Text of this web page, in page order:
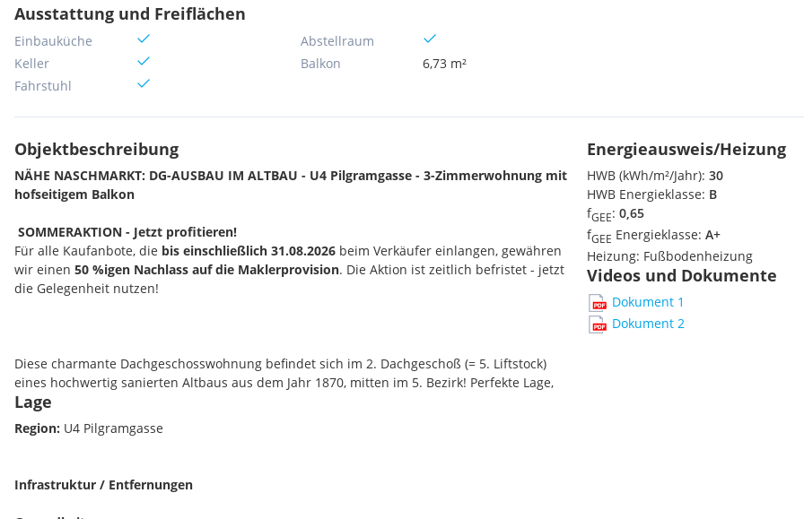
Ausstattung und Freiflächen
Einbauküche
Keller
Fahrstuhl
Abstellraum
Balkon
6,73 m²
Objektbeschreibung
NÄHE NASCHMARKT: DG-AUSBAU IM ALTBAU - U4 Pilgramgasse - 3-Zimmerwohnung mit
hofseitigem Balkon
️ SOMMERAKTION - Jetzt profitieren!
Für alle Kaufanbote, die bis einschließlich 31.08.2026 beim Verkäufer einlangen, gewähren
wir einen 50 %igen Nachlass auf die Maklerprovision. Die Aktion ist zeitlich befristet - jetzt
die Gelegenheit nutzen!
Diese charmante Dachgeschosswohnung befindet sich im 2. Dachgeschoß (= 5. Liftstock)
eines hochwertig sanierten Altbaus aus dem Jahr 1870, mitten im 5. Bezirk! Perfekte Lage,
moderne Ausstattung und der besondere Charme eines historischen Gebäudes machen
diese Wohnung zu einem echten Wohntraum.
Hinweis: zu dem Kaufpreis iHv EUR 599.000,- kommen noch 20% USt hinzu - somit kommt
man auf einen Kaufpreis iHv EUR 718.800,- brutto. Außer Sie kaufen die Wohnung als
Lage
Region: U4 Pilgramgasse
Infrastruktur / Entfernungen
Energieausweis/Heizung
HWB (kWh/m²/Jahr): 30
HWB Energieklasse: B
fGEE: 0,65
fGEE Energieklasse: A+
Heizung: Fußbodenheizung
Videos und Dokumente
Dokument 1
Dokument 2